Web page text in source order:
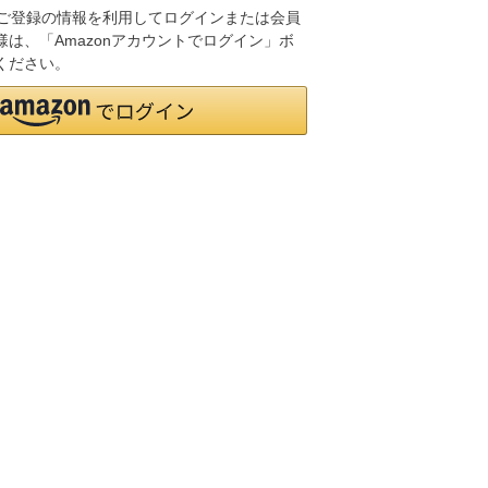
登録の情報を利用してログインまたは会員
は、「Amazonアカウントでログイン」ボ
さい。